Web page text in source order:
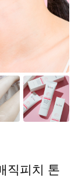
직피치 톤